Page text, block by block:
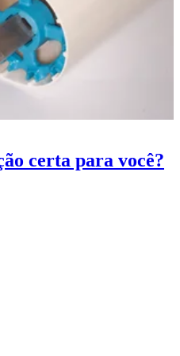
certa para você?